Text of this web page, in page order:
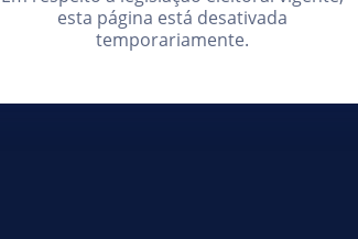
esta página está desativada
temporariamente.